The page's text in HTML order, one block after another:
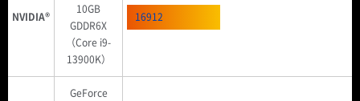
NVIDIA®
10GB
GDDR6X
（Core i9-
13900K）
16912
GeForce